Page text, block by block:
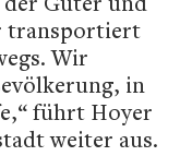
transportiert
Wir
in
führt Hoyer
weiter aus.